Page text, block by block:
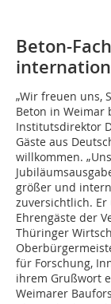
Beton-
„Wir freuen uns,
Beton in Weimar
Institutsdirektor
Gäste aus
willkommen.
größer und
zuversichtlich.
Ehrengäste der
Thüringer
für Forschung,
ihrem Grußwort
Weimarer